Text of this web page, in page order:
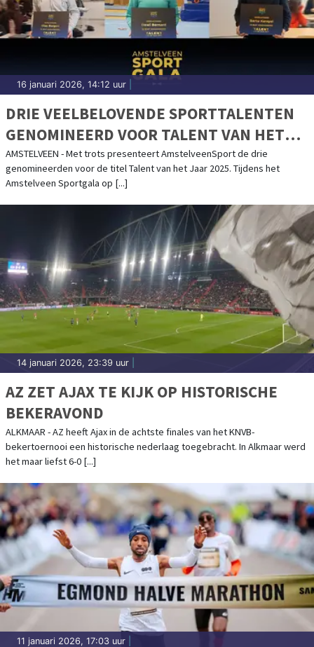
16 januari 2026, 14:12 uur
DRIE VEELBELOVENDE SPORTTALENTEN
GENOMINEERD VOOR TALENT VAN HET
JAAR 2025
AMSTELVEEN - Met trots presenteert AmstelveenSport de drie
genomineerden voor de titel Talent van het Jaar 2025. Tijdens het
Amstelveen Sportgala op [...]
14 januari 2026, 23:39 uur
AZ ZET AJAX TE KIJK OP HISTORISCHE
BEKERAVOND
ALKMAAR - AZ heeft Ajax in de achtste finales van het KNVB-
bekertoernooi een historische nederlaag toegebracht. In Alkmaar werd
het maar liefst 6-0 [...]
11 januari 2026, 17:03 uur